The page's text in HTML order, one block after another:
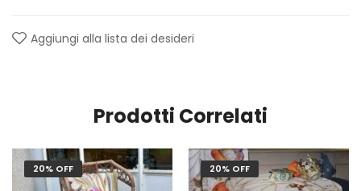
Aggiungi alla lista dei desideri
Prodotti Correlati
20% OFF 20% OFF